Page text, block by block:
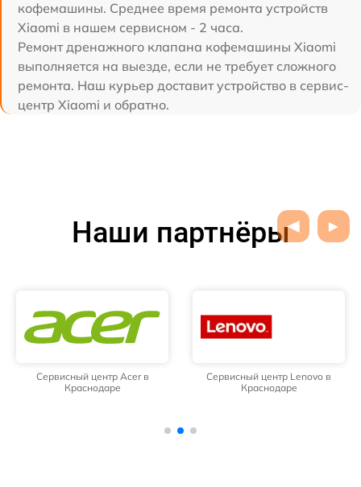
кофемашины. Среднее время ремонта устройств
Xiaomi в нашем сервисном - 2 часа.
Ремонт дренажного клапана кофемашины Xiaomi
выполняется на выезде, если не требует сложного
ремонта. Наш курьер доставит устройство в сервис-
центр Xiaomi и обратно.
Наши партнёры
Сервисный центр Acer в
Краснодаре
Сервисный центр Lenovo в
Краснодаре